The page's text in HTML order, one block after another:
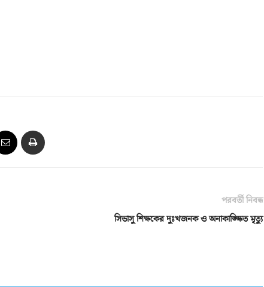
পরবর্তী নিবন্ধ
সিভাসু শিক্ষকের দুঃখজনক ও অনাকাঙ্ক্ষিত মৃত্যু